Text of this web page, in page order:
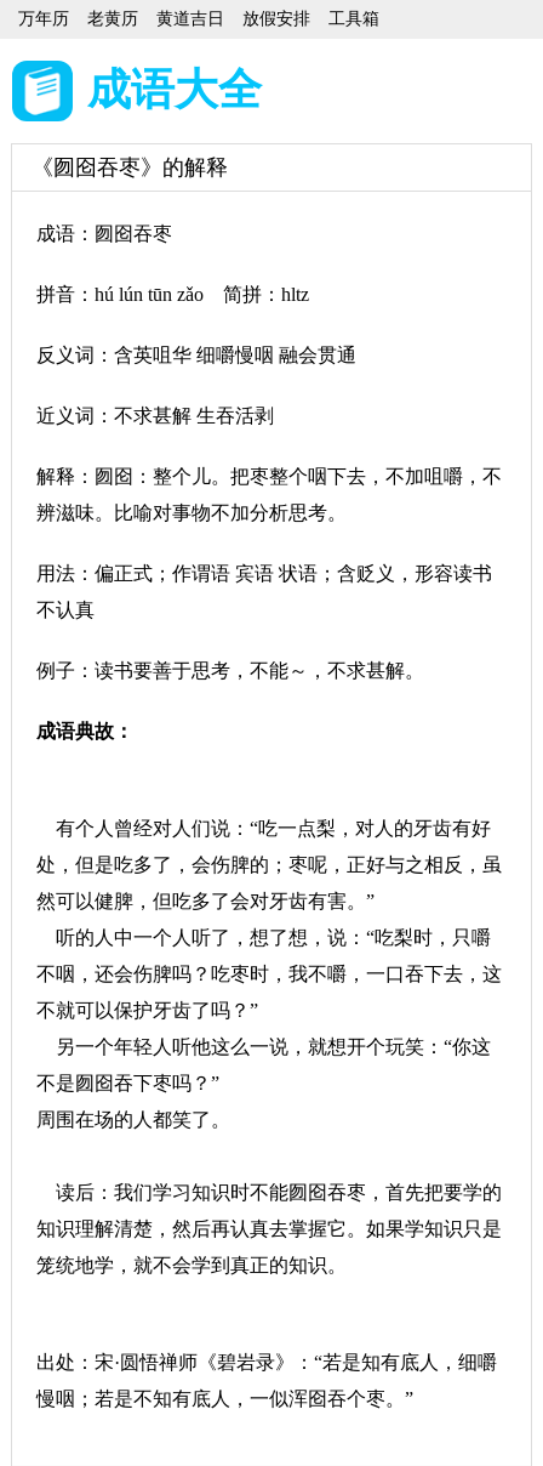
万年历 老黄历 黄道吉日 放假安排 工具箱
成语大全
《囫囵吞枣》的解释
成语：囫囵吞枣
拼音：hú lún tūn zǎo 简拼：hltz
反义词：含英咀华 细嚼慢咽 融会贯通
近义词：不求甚解 生吞活剥
解释：囫囵：整个儿。把枣整个咽下去，不加咀嚼，不
辨滋味。比喻对事物不加分析思考。
用法：偏正式；作谓语 宾语 状语；含贬义，形容读书
不认真
例子：读书要善于思考，不能～，不求甚解。
成语典故：
有个人曾经对人们说：“吃一点梨，对人的牙齿有好
处，但是吃多了，会伤脾的；枣呢，正好与之相反，虽
然可以健脾，但吃多了会对牙齿有害。”
听的人中一个人听了，想了想，说：“吃梨时，只嚼
不咽，还会伤脾吗？吃枣时，我不嚼，一口吞下去，这
不就可以保护牙齿了吗？”
另一个年轻人听他这么一说，就想开个玩笑：“你这
不是囫囵吞下枣吗？”
周围在场的人都笑了。
读后：我们学习知识时不能囫囵吞枣，首先把要学的
知识理解清楚，然后再认真去掌握它。如果学知识只是
笼统地学，就不会学到真正的知识。
出处：宋·圆悟禅师《碧岩录》：“若是知有底人，细嚼
慢咽；若是不知有底人，一似浑囵吞个枣。”